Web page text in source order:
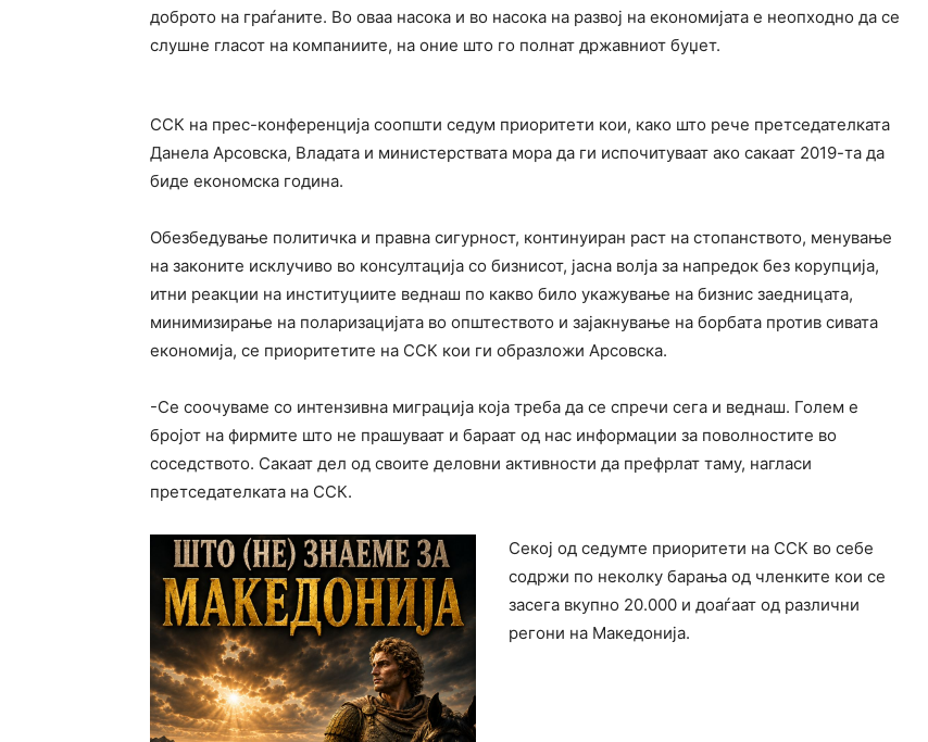
доброто на граѓаните. Во оваа насока и во насока на развој на економијата е неопходно да се
слушне гласот на компаниите, на оние што го полнат државниот буџет.
ССК на прес-конференција соопшти седум приоритети кои, како што рече претседателката
Данела Арсовска, Владата и министерствата мора да ги испочитуваат ако сакаат 2019-та да
биде економска година.
Обезбедување политичка и правна сигурност, континуиран раст на стопанството, менување
на законите исклучиво во консултација со бизнисот, јасна волја за напредок без корупција,
итни реакции на институциите веднаш по какво било укажување на бизнис заедницата,
минимизирање на поларизацијата во општеството и зајакнување на борбата против сивата
економија, се приоритетите на ССК кои ги образложи Арсовска.
-Се соочуваме со интензивна миграција која треба да се спречи сега и веднаш. Голем е
бројот на фирмите што не прашуваат и бараат од нас информации за поволностите во
соседството. Сакаат дел од своите деловни активности да префрлат таму, нагласи
претседателката на ССК.
Секој од седумте приоритети на ССК во себе
содржи по неколку барања од членките кои се
засега вкупно 20.000 и доаѓаат од различни
регони на Македонија.